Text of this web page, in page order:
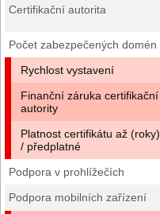
Certifikační autorita
Počet zabezpečených domén
Rychlost vystavení
Finanční záruka certifikační
autority
Platnost certifikátu až (roky)
/ předplatné
Podpora v prohlížečích
Podpora mobilních zařízení